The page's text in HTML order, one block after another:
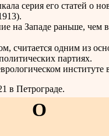
серия его статей о
на Западе раньше, чем
одним из
партиях.
институте
в Петрограде.
O